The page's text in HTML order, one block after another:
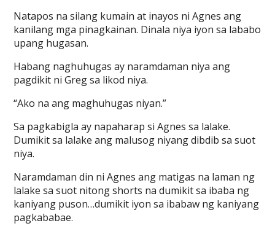
Natapos na silang kumain at inayos ni Agnes ang
kanilang mga pinagkainan. Dinala niya iyon sa lababo
upang hugasan.
Habang naghuhugas ay naramdaman niya ang
pagdikit ni Greg sa likod niya.
“Ako na ang maghuhugas niyan.”
Sa pagkabigla ay napaharap si Agnes sa lalake.
Dumikit sa lalake ang malusog niyang dibdib sa suot
niya.
Naramdaman din ni Agnes ang matigas na laman ng
lalake sa suot nitong shorts na dumikit sa ibaba ng
kaniyang puson…dumikit iyon sa ibabaw ng kaniyang
pagkababae.